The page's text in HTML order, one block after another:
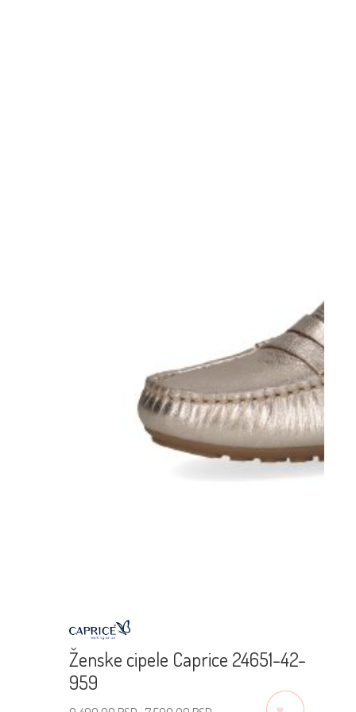
Ženske cipele Caprice 24651-42-
959